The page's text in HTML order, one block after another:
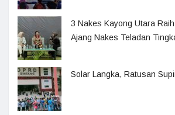
3 Nakes Kayong Utara
Ajang Nakes Teladan
Solar Langka, Ratusan